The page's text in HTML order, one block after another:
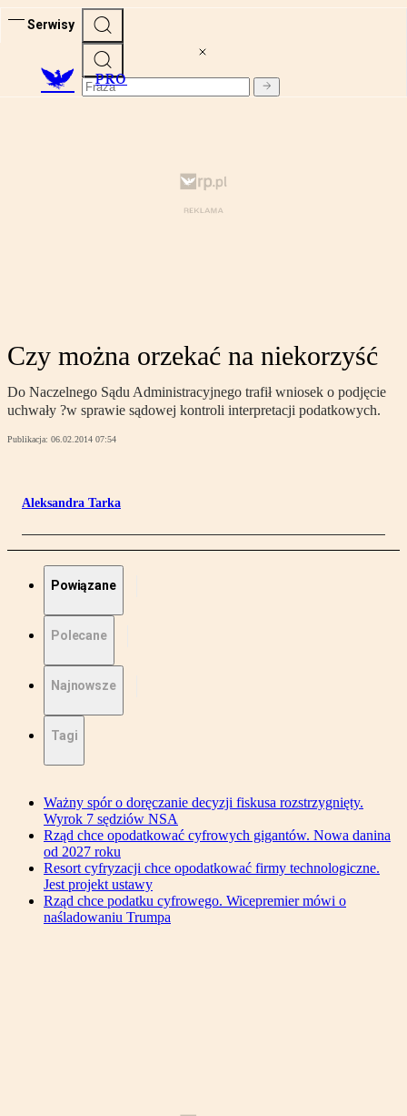
Serwisy
PRO
Czy można orzekać na niekorzyść
Do Naczelnego Sądu Administracyjnego trafił wniosek o podjęcie
uchwały ?w sprawie sądowej kontroli interpretacji podatkowych.
Publikacja: 06.02.2014 07:54
Aleksandra Tarka
Powiązane
Polecane
Najnowsze
Tagi
Ważny spór o doręczanie decyzji fiskusa rozstrzygnięty.
Wyrok 7 sędziów NSA
Rząd chce opodatkować cyfrowych gigantów. Nowa danina
od 2027 roku
Resort cyfryzacji chce opodatkować firmy technologiczne.
Jest projekt ustawy
Rząd chce podatku cyfrowego. Wicepremier mówi o
naśladowaniu Trumpa